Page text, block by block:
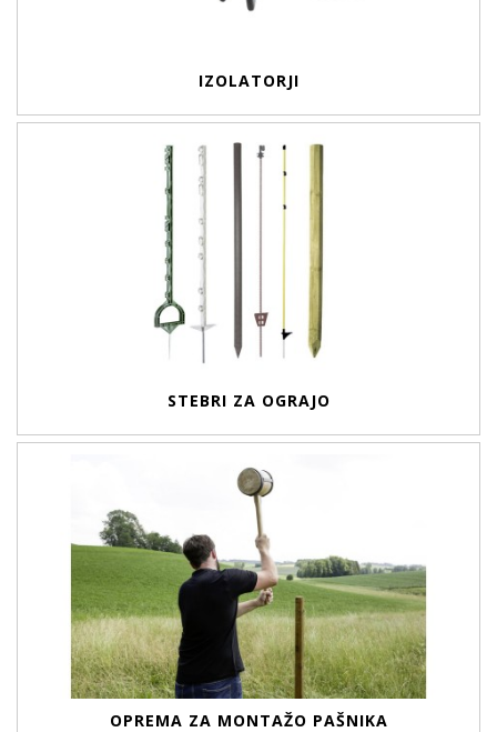
IZOLATORJI
STEBRI ZA OGRAJO
OPREMA ZA MONTAŽO PAŠNIKA